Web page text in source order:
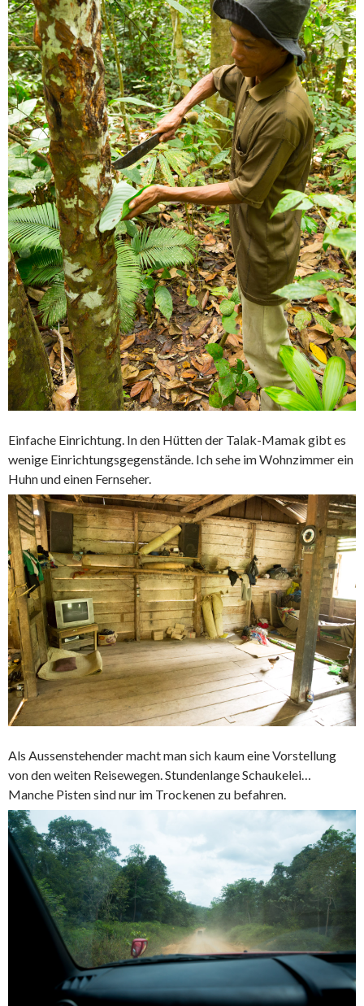
Einfache Einrichtung. In den Hütten der Talak-Mamak gibt es
wenige Einrichtungsgegenstände. Ich sehe im Wohnzimmer ein
Huhn und einen Fernseher.
Als Aussenstehender macht man sich kaum eine Vorstellung
von den weiten Reisewegen. Stundenlange Schaukelei…
Manche Pisten sind nur im Trockenen zu befahren.